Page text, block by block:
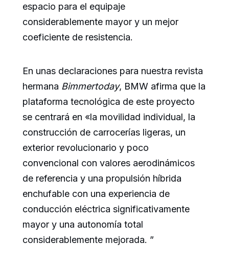
espacio para el equipaje
considerablemente mayor y un mejor
coeficiente de resistencia.
En unas declaraciones para nuestra revista
hermana Bimmertoday, BMW afirma que la
plataforma tecnológica de este proyecto
se centrará en «la movilidad individual, la
construcción de carrocerías ligeras, un
exterior revolucionario y poco
convencional con valores aerodinámicos
de referencia y una propulsión híbrida
enchufable con una experiencia de
conducción eléctrica significativamente
mayor y una autonomía total
considerablemente mejorada. ”